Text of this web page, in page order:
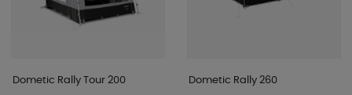
Dometic Rally Tour 200 Dometic Rally 260